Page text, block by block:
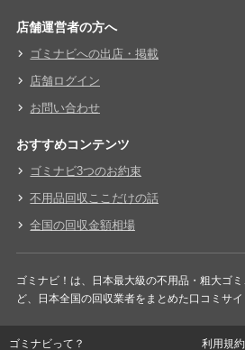
店舗運営者の方へ
ゴミナビへの出店・掲載
店舗ログイン
お問い合わせ
おすすめコンテンツ
ゴミナビ3つのお約束
不用品回収ここだけの話
全国の回収金額相場
ゴミナビ！は、日本最大級の不用品・粗大ゴ
ど、日本全国の回収業者をまとめた口コミサイ
ゴミナビって？ 利用規約